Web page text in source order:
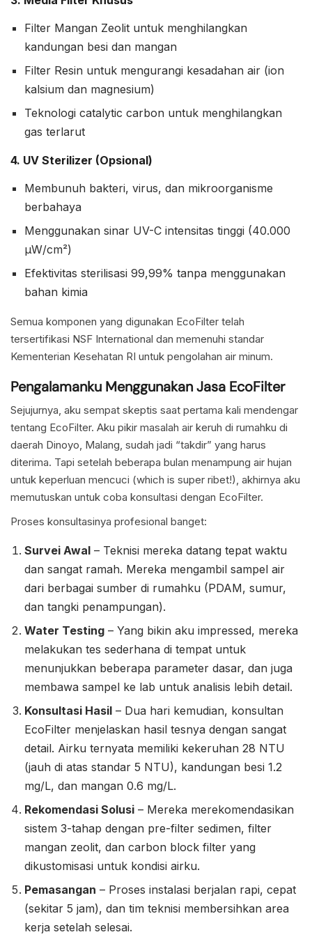
Filter Mangan Zeolit untuk menghilangkan
kandungan besi dan mangan
Filter Resin untuk mengurangi kesadahan air (ion
kalsium dan magnesium)
Teknologi catalytic carbon untuk menghilangkan
gas terlarut
4. UV Sterilizer (Opsional)
Membunuh bakteri, virus, dan mikroorganisme
berbahaya
Menggunakan sinar UV-C intensitas tinggi (40.000
µW/cm²)
Efektivitas sterilisasi 99,99% tanpa menggunakan
bahan kimia
Semua komponen yang digunakan EcoFilter telah
tersertifikasi NSF International dan memenuhi standar
Kementerian Kesehatan RI untuk pengolahan air minum.
Pengalamanku Menggunakan Jasa EcoFilter
Sejujurnya, aku sempat skeptis saat pertama kali mendengar
tentang EcoFilter. Aku pikir masalah air keruh di rumahku di
daerah Dinoyo, Malang, sudah jadi “takdir” yang harus
diterima. Tapi setelah beberapa bulan menampung air hujan
untuk keperluan mencuci (which is super ribet!), akhirnya aku
memutuskan untuk coba konsultasi dengan EcoFilter.
Proses konsultasinya profesional banget:
Survei Awal – Teknisi mereka datang tepat waktu
dan sangat ramah. Mereka mengambil sampel air
dari berbagai sumber di rumahku (PDAM, sumur,
dan tangki penampungan).
Water Testing – Yang bikin aku impressed, mereka
melakukan tes sederhana di tempat untuk
menunjukkan beberapa parameter dasar, dan juga
membawa sampel ke lab untuk analisis lebih detail.
Konsultasi Hasil – Dua hari kemudian, konsultan
EcoFilter menjelaskan hasil tesnya dengan sangat
detail. Airku ternyata memiliki kekeruhan 28 NTU
(jauh di atas standar 5 NTU), kandungan besi 1.2
mg/L, dan mangan 0.6 mg/L.
Rekomendasi Solusi – Mereka merekomendasikan
sistem 3-tahap dengan pre-filter sedimen, filter
mangan zeolit, dan carbon block filter yang
dikustomisasi untuk kondisi airku.
Pemasangan – Proses instalasi berjalan rapi, cepat
(sekitar 5 jam), dan tim teknisi membersihkan area
kerja setelah selesai.